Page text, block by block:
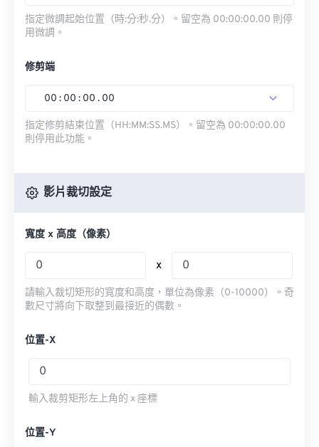
指定微調起始位置（時:分:秒.分）。留空為 00:00:00.00 則停
用微調。
修剪端
00 : 00 : 00 . 00
指定修剪結束位置（HH:MM:SS.MS）。留空為 00:00:00.00
則停用此功能。
影片裁切設定
寬度 x 高度（像素）
x
請輸入裁切矩形的寬度和高度，單位為像素（0-10000）。奇
數尺寸將向下取整到最接近的偶數。
位置-X
輸入裁剪矩形左上角的 x 座標
位置-Y